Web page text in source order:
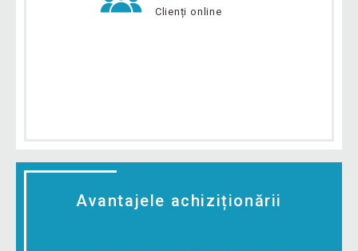
Clienți online
Avantajele achiziționării